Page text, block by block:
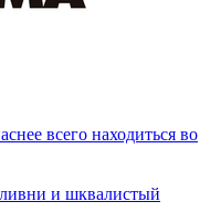
всего находиться во
ливни и шквалистый